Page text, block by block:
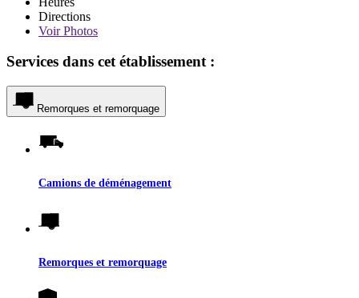
Directions
VoirPhotos
Services dans cet établissement :
Remorques et remorquage
Camions de déménagement
Remorques et remorquage